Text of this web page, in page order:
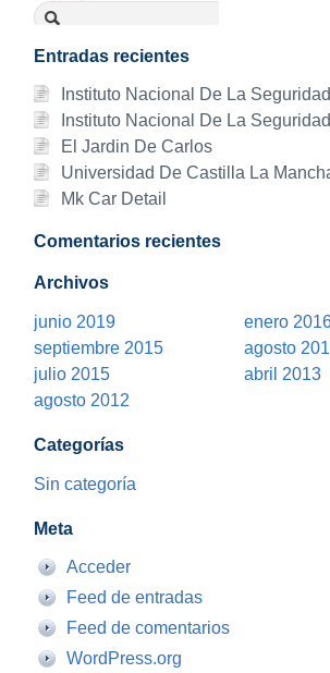
Entradas recientes
Instituto Nacional De La
Instituto Nacional De La
El Jardin De Carlos
Universidad De Castilla La
Mk Car Detail
Comentarios recientes
Archivos
junio 2019
enero
septiembre 2015
agosto
julio 2015
abril 2013
agosto 2012
Categorías
Sin categoría
Meta
Acceder
Feed de entradas
Feed de comentarios
WordPress.org